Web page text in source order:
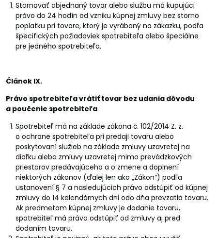
Stornovať objednaný tovar alebo službu má kupujúci
právo do 24 hodín od vzniku kúpnej zmluvy bez storno
poplatku pri tovare, ktorý je vyrábaný na zákazku, podľa
špecifických požiadaviek spotrebiteľa alebo špeciálne
pre jedného spotrebiteľa.
Článok IX.
Právo spotrebiteľa vrátiť tovar bez udania dôvodu
a poučenie spotrebiteľa
Spotrebiteľ má na základe zákona č. 102/2014 Z. z.
o ochrane spotrebiteľa pri predaji tovaru alebo
poskytovaní služieb na základe zmluvy uzavretej na
diaľku alebo zmluvy uzavretej mimo prevádzkových
priestorov predávajúceho a o zmene a doplnení
niektorých zákonov (ďalej len ako „Zákon“) podľa
ustanovení § 7 a nasledujúcich právo odstúpiť od kúpnej
zmluvy do 14 kalendárnych dni odo dňa prevzatia tovaru.
Ak predmetom kúpnej zmluvy je dodanie tovaru,
spotrebiteľ má právo odstúpiť od zmluvy aj pred
dodaním tovaru.